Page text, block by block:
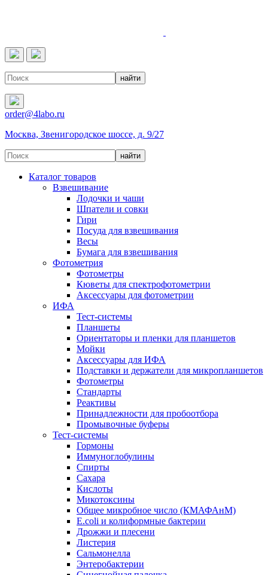
order@4labo.ru
Москва, Звенигородское шоссе, д. 9/27
Каталог товаров
Взвешивание
Лодочки и чаши
Шпатели и совки
Гири
Посуда для взвешивания
Весы
Бумага для взвешивания
Фотометрия
Фотометры
Кюветы для спектрофотометрии
Аксессуары для фотометрии
ИФА
Тест-системы
Планшеты
Ориентаторы и пленки для планшетов
Мойки
Аксессуары для ИФА
Подставки и держатели для микропланшетов
Фотометры
Стандарты
Реактивы
Принадлежности для пробоотбора
Промывочные буферы
Тест-системы
Гормоны
Иммуноглобулины
Спирты
Сахара
Кислоты
Микотоксины
Общее микробное число (КМАФАнМ)
E.coli и колиформные бактерии
Дрожжи и плесени
Листерия
Сальмонелла
Энтеробактерии